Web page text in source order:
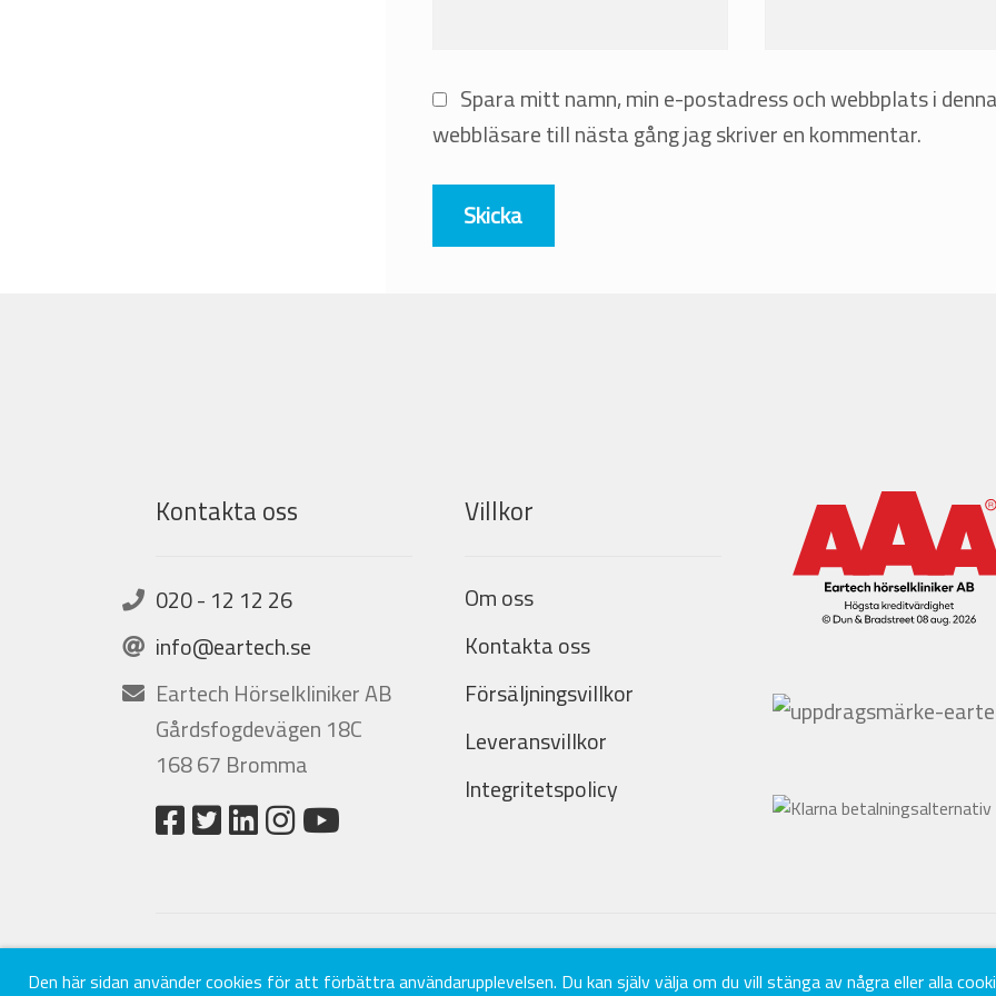
Spara mitt namn, min e-postadress och webbplats i
webbläsare till nästa gång jag skriver en kommentar.
Kontakta oss
020 - 12 12 26
info@eartech.se
Eartech Hörselkliniker AB
Gårdsfogdevägen 18C
168 67 Bromma
Villkor
Om oss
Kontakta oss
Försäljningsvillkor
Leveransvillkor
Integritetspolicy
Den här sidan använder cookies för att förbättra användarupplevelsen. Du kan själv välja om du vill stänga av några eller alla